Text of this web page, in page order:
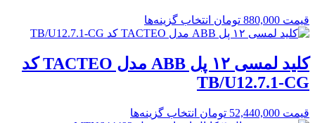
قیمت 880,000 تومان انتخاب گزینه‌ها
کلید لمسی ۱۲ پل ABB مدل TACTEO کد
TB/U12.7.1-CG
قیمت 52,440,000 تومان انتخاب گزینه‌ها